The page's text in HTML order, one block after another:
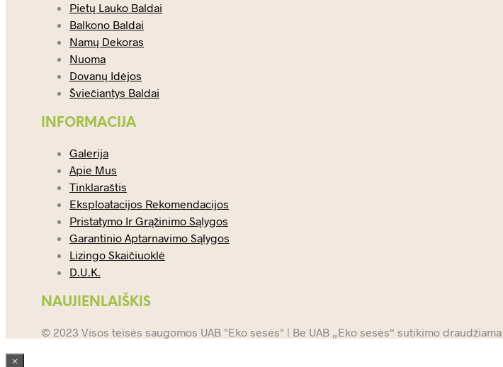
Pietų Lauko Baldai
Balkono Baldai
Namų Dekoras
Nuoma
Dovanų Idėjos
Šviečiantys Baldai
INFORMACIJA
Galerija
Apie Mus
Tinklaraštis
Eksploatacijos Rekomendacijos
Pristatymo Ir Grąžinimo Sąlygos
Garantinio Aptarnavimo Sąlygos
Lizingo Skaičiuoklė
D.U.K.
NAUJIENLAIŠKIS
© 2023 Visos teisės saugomos UAB "Eko sesės" | Be UAB „Eko sesės“ sutikimo
×